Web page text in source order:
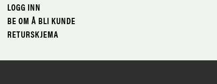
LOGG INN
BE OM Å BLI KUNDE
RETURSKJEMA